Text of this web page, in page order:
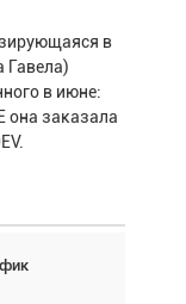
в
Гавела)
в июне:
она заказала
и БПЛА в